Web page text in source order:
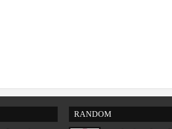
RANDOM